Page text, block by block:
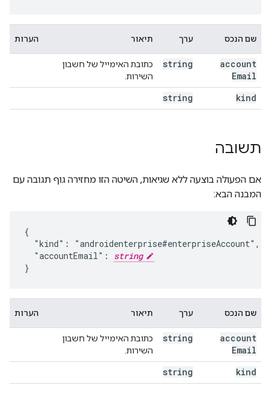
שם הנכס ערך תיאור הערות
account
Email
string
כתובת האימייל של חשבון
השירות.
kind
string
תשובה
אם הפעולה בוצעה ללא שגיאות, השיטה הזו מחזירה גוף תגובה עם
המבנה הבא:
{
  "kind": "androidenterprise#enterpriseAccount",
  "accountEmail":
string
}
שם הנכס ערך תיאור הערות
account
Email
string
כתובת האימייל של חשבון
השירות.
kind
string